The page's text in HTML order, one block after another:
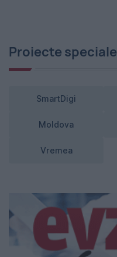
Proiecte speciale
SmartDigi
Moldova
Vremea